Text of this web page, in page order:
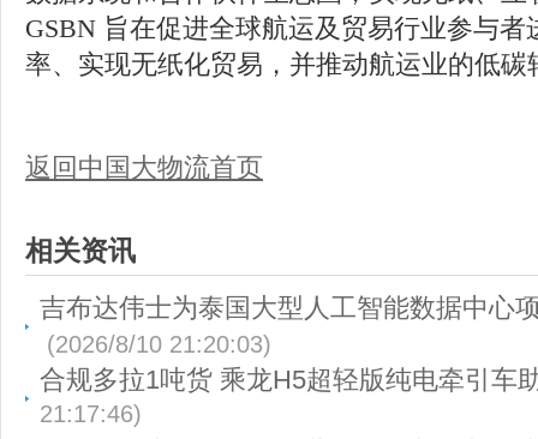
GSBN 旨在促进全球航运及贸易行业参与
率、实现无纸化贸易，并推动航运业的低碳
返回中国大物流首页
相关资讯
吉布达伟士为泰国大型人工智能数据中心
(2026/8/10 21:20:03)
合规多拉1吨货 乘龙H5超轻版纯电牵引车
21:17:46)